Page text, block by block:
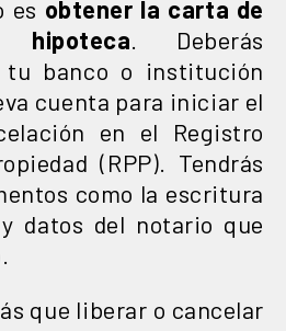
es obtener la carta de
hipoteca . Deberás
banco o institución
cuenta para iniciar el
en el Registro
(RPP). Tendrás
como la escritura
datos del notario que
que liberar o cancelar